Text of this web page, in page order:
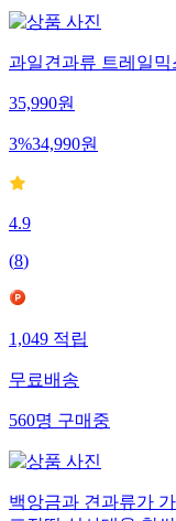
과일견과류 트레일
35,990원
3%34,990원
4.9
(8)
1,049적립
무료배송
560명구매중
백앙금과 견과류가